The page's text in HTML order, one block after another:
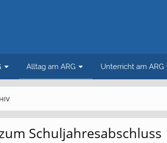
Alltag am ARG Unterricht am ARG
Schuljahresabschluss